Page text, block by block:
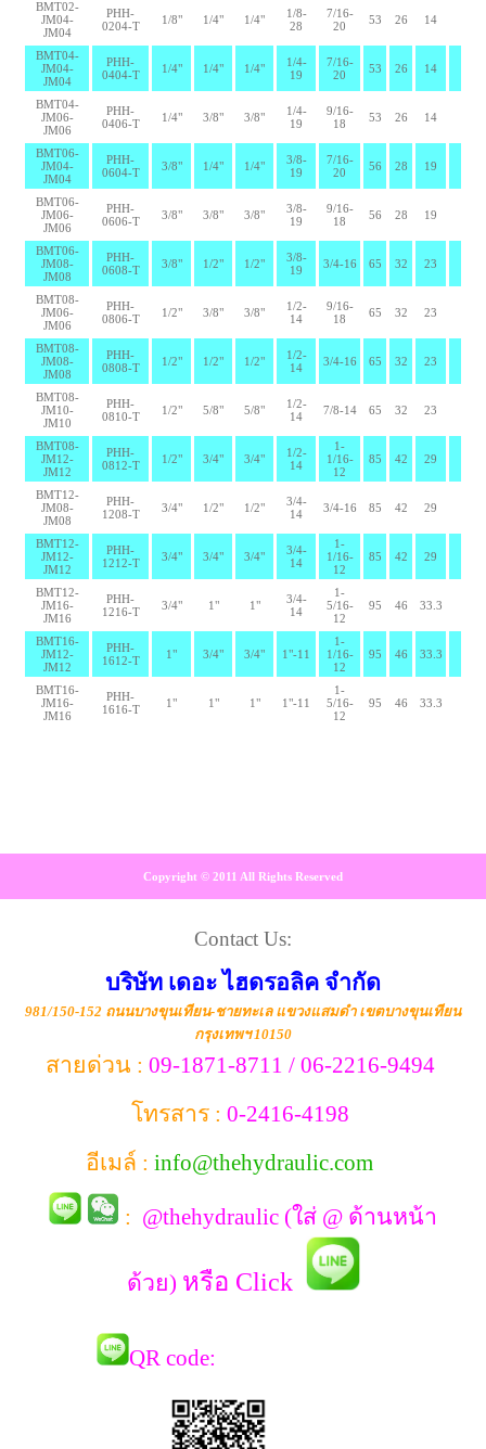
BMT02-
JM04-
JM04
PHH-
0204-T
1/8" 1/4" 1/4"
1/8-
28
7/16-
20
53 26 14
BMT04-
JM04-
JM04
PHH-
0404-T
1/4" 1/4" 1/4"
1/4-
19
7/16-
20
53 26 14
BMT04-
JM06-
JM06
PHH-
0406-T
1/4" 3/8" 3/8"
1/4-
19
9/16-
18
53 26 14
BMT06-
JM04-
JM04
PHH-
0604-T
3/8" 1/4" 1/4"
3/8-
19
7/16-
20
56 28 19
BMT06-
JM06-
JM06
PHH-
0606-T
3/8" 3/8" 3/8"
3/8-
19
9/16-
18
56 28 19
BMT06-
JM08-
JM08
PHH-
0608-T
3/8" 1/2" 1/2"
3/8-
19
3/4-16 65 32 23
BMT08-
JM06-
JM06
PHH-
0806-T
1/2" 3/8" 3/8"
1/2-
14
9/16-
18
65 32 23
BMT08-
JM08-
JM08
PHH-
0808-T
1/2" 1/2" 1/2"
1/2-
14
3/4-16 65 32 23
BMT08-
JM10-
JM10
PHH-
0810-T
1/2" 5/8" 5/8"
1/2-
14
7/8-14 65 32 23
BMT08-
JM12-
JM12
PHH-
0812-T
1/2" 3/4" 3/4"
1/2-
14
1-
1/16-
12
85 42 29
BMT12-
JM08-
JM08
PHH-
1208-T
3/4" 1/2" 1/2"
3/4-
14
3/4-16 85 42 29
BMT12-
JM12-
JM12
PHH-
1212-T
3/4" 3/4" 3/4"
3/4-
14
1-
1/16-
12
85 42 29
BMT12-
JM16-
JM16
PHH-
1216-T
3/4" 1" 1"
3/4-
14
1-
5/16-
12
95 46 33.3
BMT16-
JM12-
JM12
PHH-
1612-T
1" 3/4" 3/4" 1"-11
1-
1/16-
12
95 46 33.3
BMT16-
JM16-
JM16
PHH-
1616-T
1" 1" 1" 1"-11
1-
5/16-
12
95 46 33.3
Copyright © 2011 All Rights Reserved
Contact Us:
บริษัท เดอะ ไฮดรอลิค จำกัด
981/150-152 ถนนบางขุนเทียน-ชายทะเล แขวงแสมดำ เขตบางขุนเทียน
กรุงเทพฯ 10150
สายด่วน : 09-1871-8711 / 06-2216-9494
โทรสาร : 0-2416-4198
อีเมล์ : info@thehydraulic.com
: @thehydraulic (ใส่ @ ด้านหน้า
ด้วย) หรือ Click
QR code: